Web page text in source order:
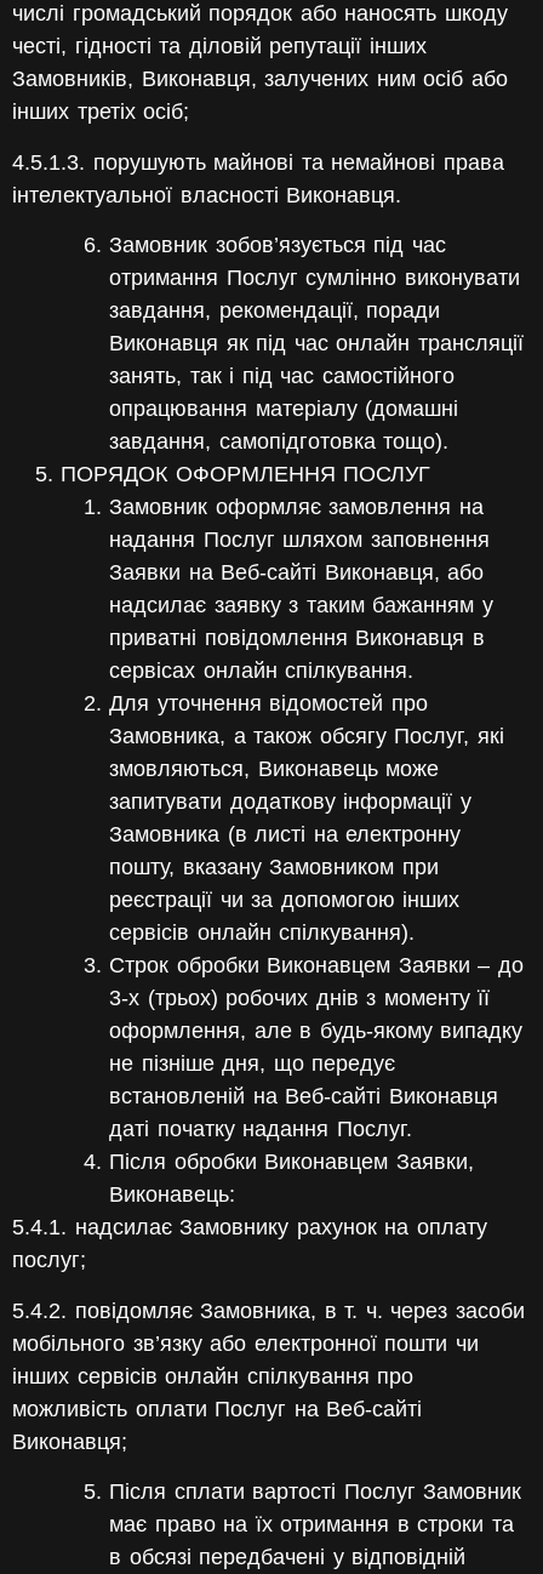
числі громадський порядок або наносять шкоду
честі, гідності та діловій репутації інших
Замовників, Виконавця, залучених ним осіб або
інших третіх осіб;
4.5.1.3. порушують майнові та немайнові права
інтелектуальної власності Виконавця.
Замовник зобов’язується під час
отримання Послуг сумлінно виконувати
завдання, рекомендації, поради
Виконавця як під час онлайн трансляції
занять, так і під час самостійного
опрацювання матеріалу (домашні
завдання, самопідготовка тощо).
ПОРЯДОК ОФОРМЛЕННЯ ПОСЛУГ
Замовник оформляє замовлення на
надання Послуг шляхом заповнення
Заявки на Веб-сайті Виконавця, або
надсилає заявку з таким бажанням у
приватні повідомлення Виконавця в
сервісах онлайн спілкування.
Для уточнення відомостей про
Замовника, а також обсягу Послуг, які
змовляються, Виконавець може
запитувати додаткову інформації у
Замовника (в листі на електронну
пошту, вказану Замовником при
реєстрації чи за допомогою інших
сервісів онлайн спілкування).
Строк обробки Виконавцем Заявки – до
3-х (трьох) робочих днів з моменту її
оформлення, але в будь-якому випадку
не пізніше дня, що передує
встановленій на Веб-сайті Виконавця
даті початку надання Послуг.
Після обробки Виконавцем Заявки,
Виконавець:
5.4.1. надсилає Замовнику рахунок на оплату
послуг;
5.4.2. повідомляє Замовника, в т. ч. через засоби
мобільного зв’язку або електронної пошти чи
інших сервісів онлайн спілкування про
можливість оплати Послуг на Веб-сайті
Виконавця;
Після сплати вартості Послуг Замовник
має право на їх отримання в строки та
в обсязі передбачені у відповідній